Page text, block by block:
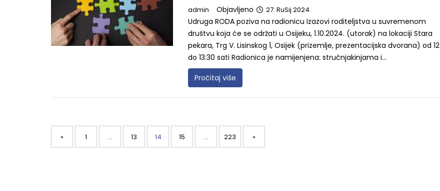
admin Objavljeno 27. RuSij 2024.
Udruga RODA poziva na radionicu Izazovi roditeljstva u suvremenom
društvu koja će se održati u Osijeku, 1.10.2024. (utorak) na lokaciji Stara
pekara, Trg V. Lisinskog 1, Osijek (prizemlje, prezentacijska dvorana) od 12
do 13:30 sati Radionica je namijenjena: stručnjakinjama i...
Pročitaj više
Posts
navigation
« Page
1 … Page
13 Page
14 Page
15 … Page
223 »